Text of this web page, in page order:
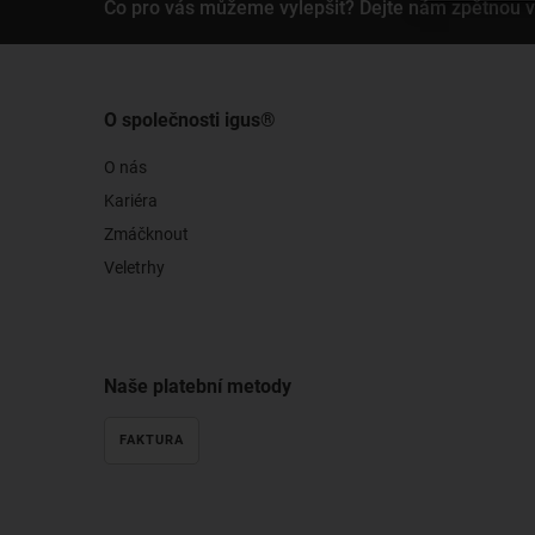
Co pro vás můžeme vylepšit? Dejte nám zpětnou
O společnosti igus®
O nás
Kariéra
Zmáčknout
Veletrhy
Naše platební metody
FAKTURA